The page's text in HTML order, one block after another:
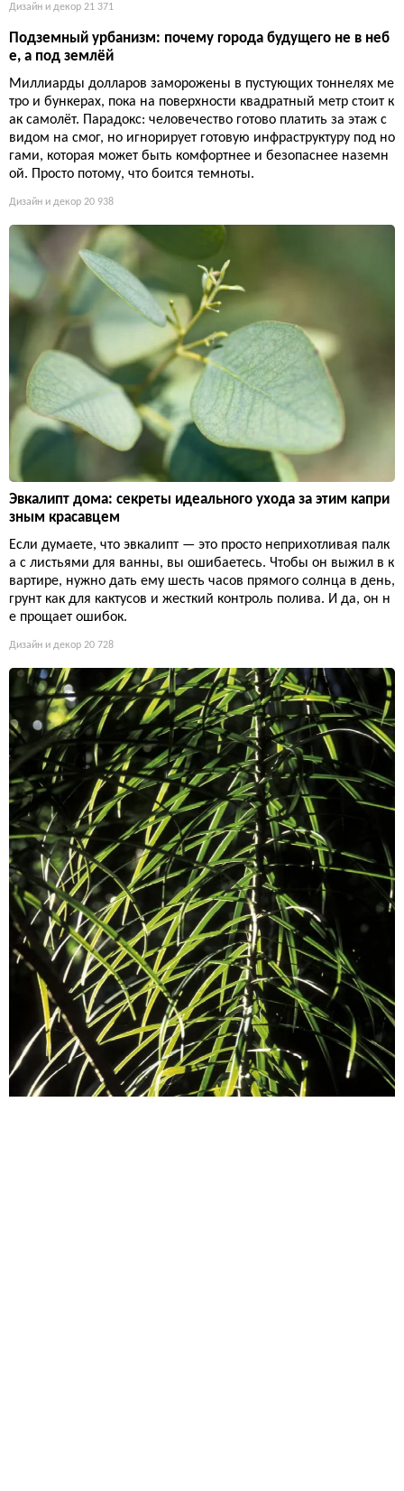
Дизайн и декор 21 371
Подземный урбанизм: почему города будущего не в неб
е, а под землёй
Миллиарды долларов заморожены в пустующих тоннелях ме
тро и бункерах, пока на поверхности квадратный метр стоит к
ак самолёт. Парадокс: человечество готово платить за этаж с
видом на смог, но игнорирует готовую инфраструктуру под но
гами, которая может быть комфортнее и безопаснее наземн
ой. Просто потому, что боится темноты.
Дизайн и декор 20 938
Эвкалипт дома: секреты идеального ухода за этим капри
зным красавцем
Если думаете, что эвкалипт — это просто неприхотливая палк
а с листьями для ванны, вы ошибаетесь. Чтобы он выжил в к
вартире, нужно дать ему шесть часов прямого солнца в день,
грунт как для кактусов и жесткий контроль полива. И да, он н
е прощает ошибок.
Дизайн и декор 20 728